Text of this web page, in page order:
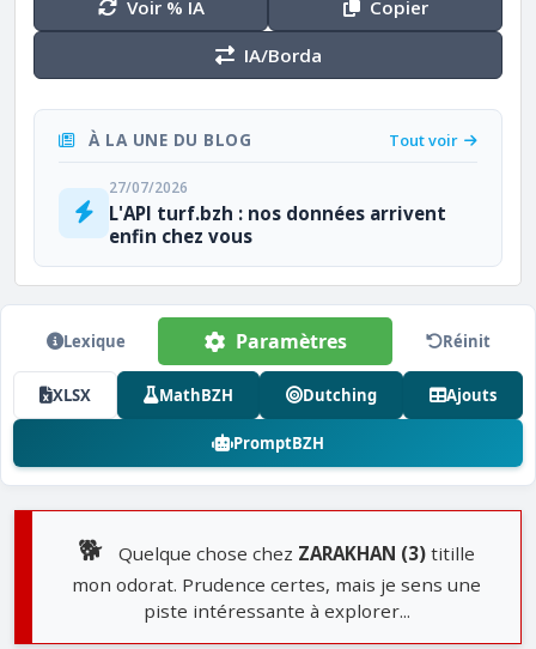
Voir % IA
Copier
IA/Borda
À LA UNE DU BLOG Tout voir
27/07/2026
L'API turf.bzh : nos données arrivent
enfin chez vous
Lexique Paramètres Réinit
XLSX MathBZH Dutching Ajouts
PromptBZH
🐕 Quelque chose chez ZARAKHAN (3) titille
mon odorat. Prudence certes, mais je sens une
piste intéressante à explorer...